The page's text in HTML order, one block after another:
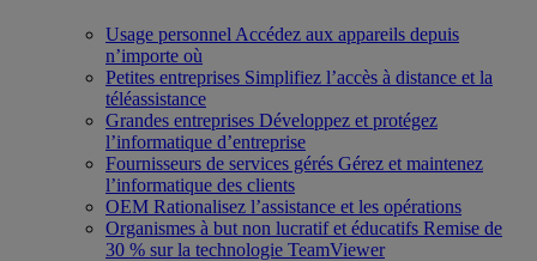
Usage personnel Accédez aux appareils depuis
n’importe où
Petites entreprises Simplifiez l’accès à distance et la
téléassistance
Grandes entreprises Développez et protégez
l’informatique d’entreprise
Fournisseurs de services gérés Gérez et maintenez
l’informatique des clients
OEM Rationalisez l’assistance et les opérations
Organismes à but non lucratif et éducatifs Remise de
30 % sur la technologie TeamViewer